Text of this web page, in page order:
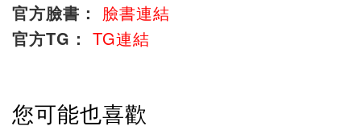
官方臉書： 臉書連結
官方TG： TG連結
您可能也喜歡